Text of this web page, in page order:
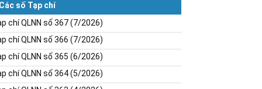
Các số Tạp chí
chí QLNN số 367 (7/2026)
chí QLNN số 366 (7/2026)
chí QLNN số 365 (6/2026)
chí QLNN số 364 (5/2026)